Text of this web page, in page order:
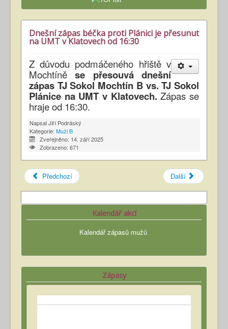
Dnešní zápas béčka proti Plánici je přesunut
na UMT v Klatovech od 16:30
Z důvodu podmáčeného hřiště v
Mochtíně se přesouvá dnešní
zápas TJ Sokol Mochtín B vs. TJ Sokol
Plánice na UMT v Klatovech.Zápas se
hraje od 16:30.
NapsalJiří Podráský
Kategorie: Muži B
Zveřejněno: 14. září 2025
Zobrazeno: 671
Předchozí Další
Kalendář akcí
Kalendář zápasů mužů
Zápasy